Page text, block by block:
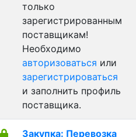
только
зарегистрированным
поставщикам!
Необходимо
авторизоваться или
зарегистрироваться
и заполнить профиль
поставщика.
Закупка: Перевозка